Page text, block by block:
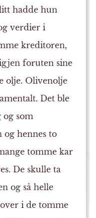
hadde hun
verdier i
kreditoren,
foruten sine
olje. Olivenolje
Det ble
som
og hennes to
tomme kar
De skulle ta
og så helle
i de tomme